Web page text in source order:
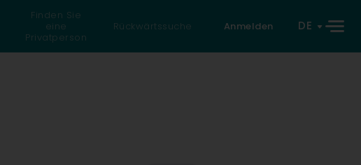
Finden Sie
eine
Privatperson
Rückwärtssuche Anmelden DE